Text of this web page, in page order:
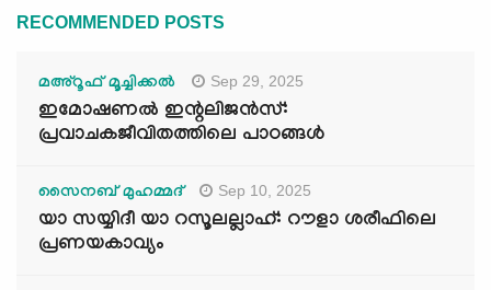
RECOMMENDED POSTS
മഅ്റൂഫ് മൂച്ചിക്കല്‍ Sep 29, 2025
ഇമോഷണൽ ഇന്റലിജൻസ്:
പ്രവാചകജീവിതത്തിലെ പാഠങ്ങൾ
സൈനബ് മുഹമ്മദ് Sep 10, 2025
യാ സയ്യിദീ യാ റസൂലല്ലാഹ്: റൗളാ ശരീഫിലെ
പ്രണയകാവ്യം